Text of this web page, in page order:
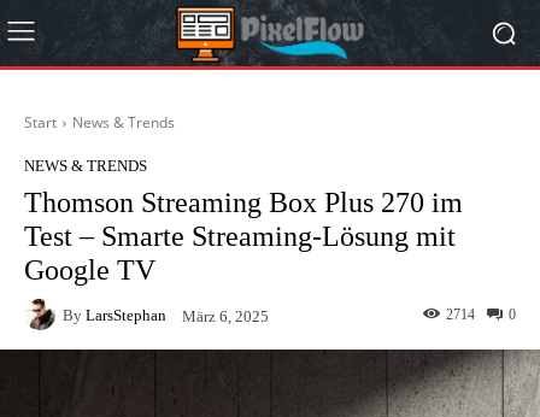
Start News & Trends
NEWS & TRENDS
Thomson Streaming Box Plus 270 im
Test – Smarte Streaming-Lösung mit
Google TV
By LarsStephan März 6, 2025 0
2714